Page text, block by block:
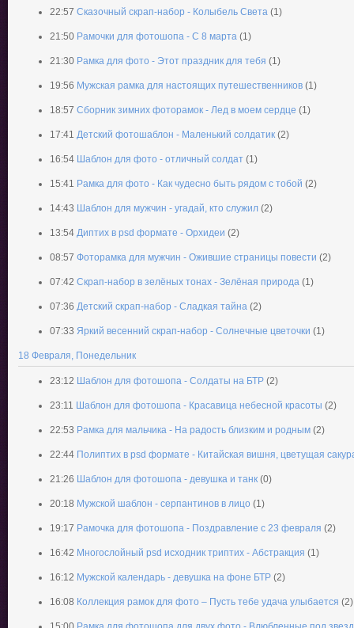
22:57 Сказочный скрап-набор - Колыбель Света (1)
21:50 Рамочки для фотошопа - С 8 марта (1)
21:30 Рамка для фото - Этот праздник для тебя (1)
19:56 Мужская рамка для настоящих путешественников (1)
18:57 Сборник зимних фоторамок - Лед в моем сердце (1)
17:41 Детский фотошаблон - Маленький солдатик (2)
16:54 Шаблон для фото - отличный солдат (1)
15:41 Рамка для фото - Как чудесно быть рядом с тобой (2)
14:43 Шаблон для мужчин - угадай, кто служил (2)
13:54 Диптих в psd формате - Орхидеи (2)
08:57 Фоторамка для мужчин - Ожившие страницы повести (2)
07:42 Скрап-набор в зелёных тонах - Зелёная природа (1)
07:36 Детский скрап-набор - Сладкая тайна (2)
07:33 Яркий весенний скрап-набор - Солнечные цветочки (1)
18 Февраля, Понедельник
23:12 Шаблон для фотошопа - Солдаты на БТР (2)
23:11 Шаблон для фотошопа - Красавица небесной красоты (2)
22:53 Рамка для мальчика - На радость близким и родным (2)
22:44 Полиптих в psd формате - Китайская вишня, цветущая
21:26 Шаблон для фотошопа - девушка и танк (0)
20:18 Мужской шаблон - серпантинов в лицо (1)
19:17 Рамочка для фотошопа - Поздравление с 23 февраля (2)
16:42 Многослойный psd исходник триптих - Абстракция (1)
16:12 Мужской календарь - девушка на фоне БТР (2)
16:08 Коллекция рамок для фото – Пусть тебе удача улыбается (2)